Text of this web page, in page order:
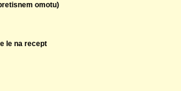
omotu)
le na recept